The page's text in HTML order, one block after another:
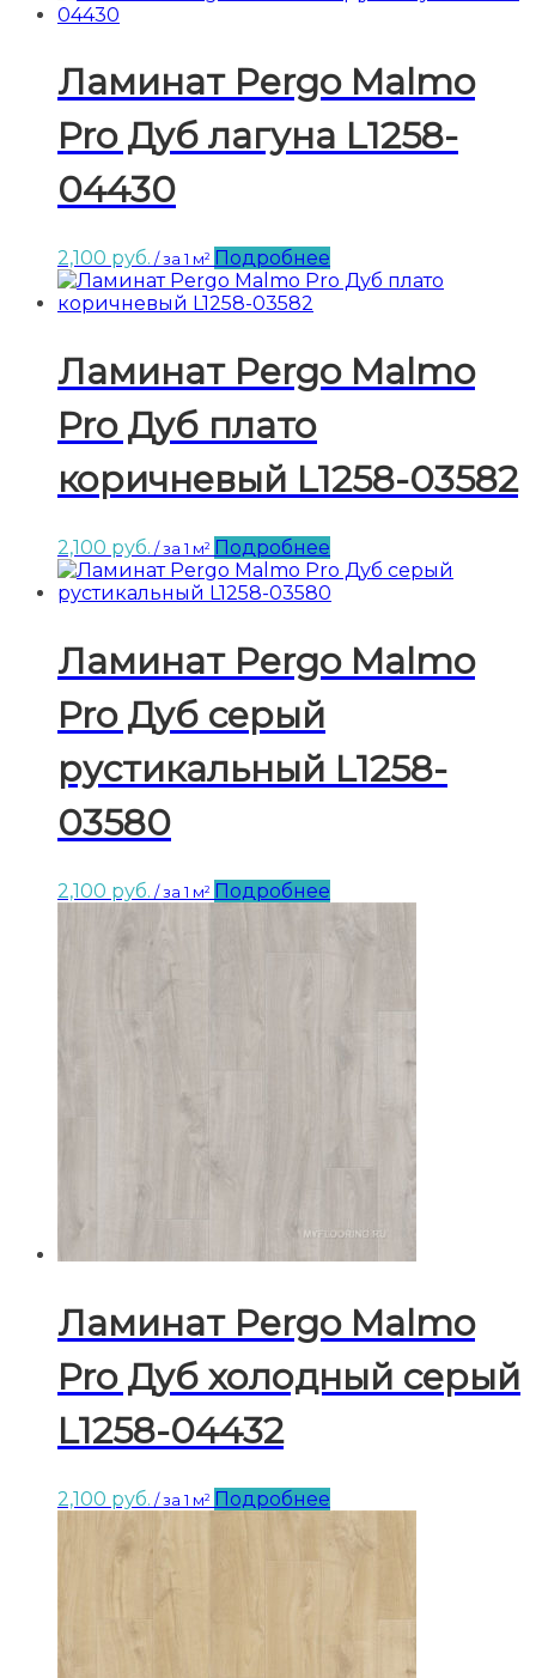
Ламинат Pergo Malmo
Pro Дуб лагуна L1258-
04430
2,100 руб. / за 1 м² Подробнее
Ламинат Pergo Malmo
Pro Дуб плато
коричневый L1258-03582
2,100 руб. / за 1 м² Подробнее
Ламинат Pergo Malmo
Pro Дуб серый
рустикальный L1258-
03580
2,100 руб. / за 1 м² Подробнее
Ламинат Pergo Malmo
Pro Дуб холодный серый
L1258-04432
2,100 руб. / за 1 м² Подробнее